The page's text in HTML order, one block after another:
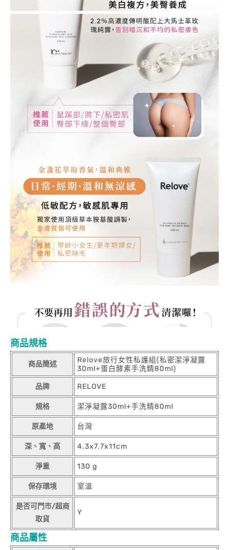
商品規格
商品簡述
Relove旅行女性私護組(私密潔淨凝露
30ml+蛋白酵素手洗精80ml)
品牌 RELOVE
規格 潔淨凝露30ml+手洗精80ml
原產地 台灣
深、寬、高 4.3x7.7x11cm
淨重 130 g
保存環境 室溫
是否可門市/超商
取貨
Y
商品屬性